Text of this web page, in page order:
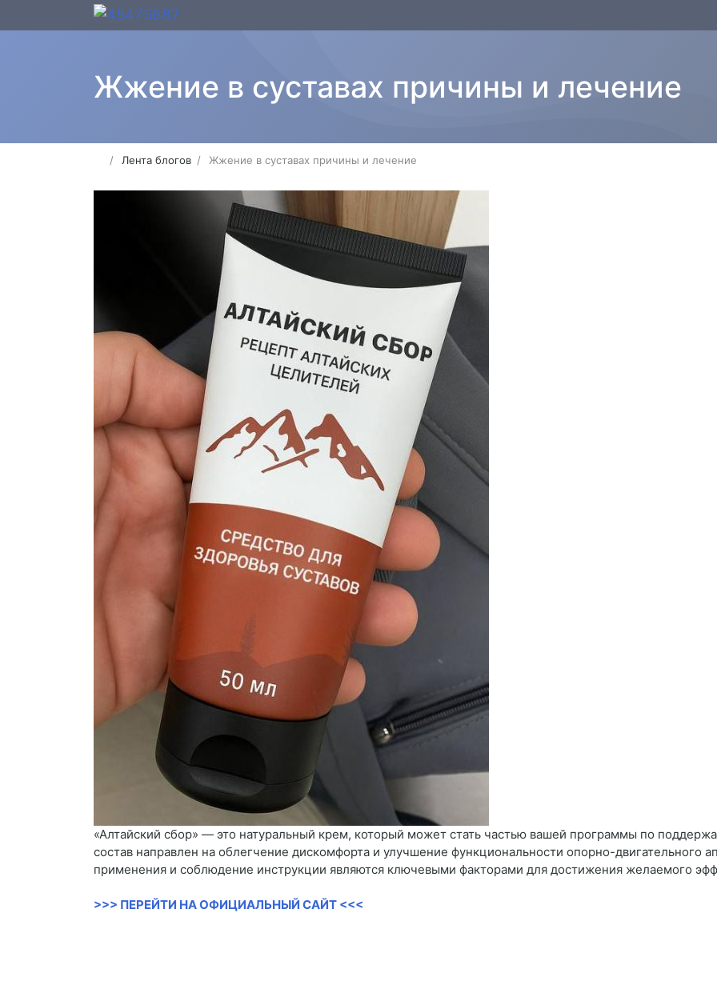
Жжение в суставах причины и лечение
Лента блогов Жжение в суставах причины и лечение
«Алтайский сбор» — это натуральный крем, который может стать частью вашей программы по
состав направлен на облегчение дискомфорта и улучшение функциональности опорно-двигательного
применения и соблюдение инструкции являются ключевыми факторами для достижения желаемого
>>> ПЕРЕЙТИ НА ОФИЦИАЛЬНЫЙ САЙТ <<<